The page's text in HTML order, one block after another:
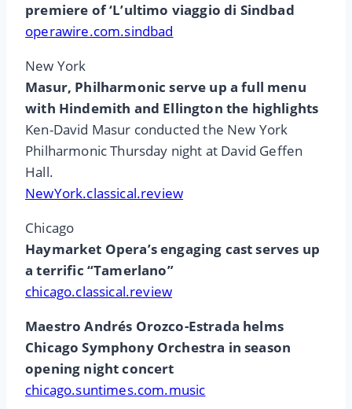
premiere of ‘L’ultimo viaggio di Sindbad
operawire.com.sindbad
New York
Masur, Philharmonic serve up a full menu
with Hindemith and Ellington the highlights
Ken-David Masur conducted the New York
Philharmonic Thursday night at David Geffen
Hall.
NewYork.classical.review
Chicago
Haymarket Opera’s engaging cast serves up
a terrific “Tamerlano”
chicago.classical.review
Maestro Andrés Orozco-Estrada helms
Chicago Symphony Orchestra in season
opening night concert
chicago.suntimes.com.music